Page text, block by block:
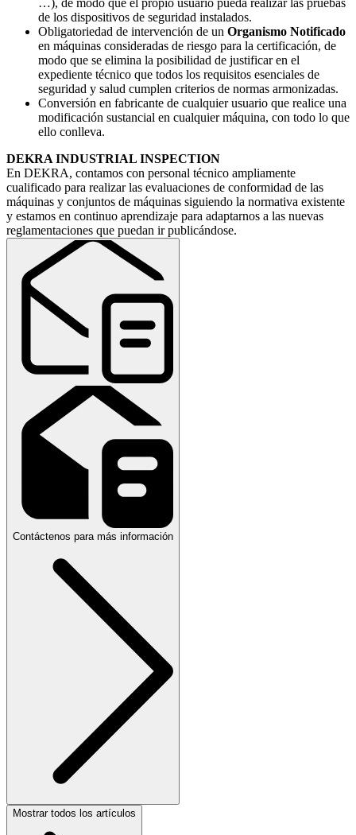
…), de modo que el propio usuario pueda realizar las pruebas
de los dispositivos de seguridad instalados.
Obligatoriedad de intervención de un Organismo Notificado
en máquinas consideradas de riesgo para la certificación, de
modo que se elimina la posibilidad de justificar en el
expediente técnico que todos los requisitos esenciales de
seguridad y salud cumplen criterios de normas armonizadas.
Conversión en fabricante de cualquier usuario que realice una
modificación sustancial en cualquier máquina, con todo lo que
ello conlleva.
DEKRA INDUSTRIAL INSPECTION
En DEKRA, contamos con personal técnico ampliamente
cualificado para realizar las evaluaciones de conformidad de las
máquinas y conjuntos de máquinas siguiendo la normativa existente
y estamos en continuo aprendizaje para adaptarnos a las nuevas
reglamentaciones que puedan ir publicándose.
Contáctenos para más información
Mostrar todos los artículos